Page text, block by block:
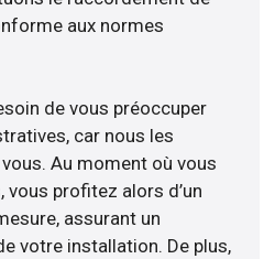
aux normes
de vous préoccuper
car nous les
Au moment où vous
profitez alors d’un
assurant un
votre installation. De plus,